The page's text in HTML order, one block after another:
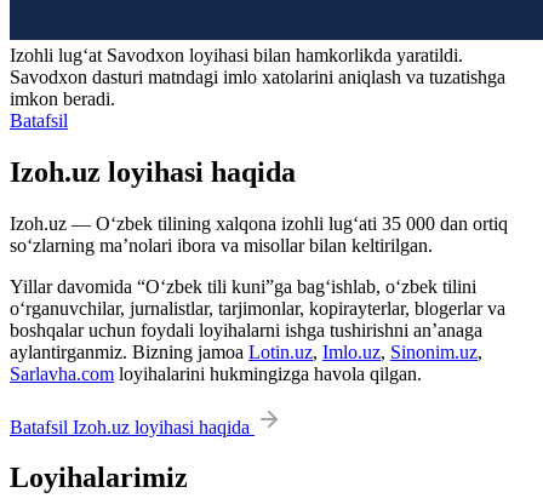
Izohli lugʻat Savodxon loyihasi bilan hamkorlikda yaratildi.
Savodxon dasturi matndagi imlo xatolarini aniqlash va tuzatishga
imkon beradi.
Batafsil
Izoh.uz loyihasi haqida
Izoh.uz — O‘zbek tilining xalqona izohli lug‘ati 35 000 dan ortiq
so‘zlarning ma’nolari ibora va misollar bilan keltirilgan.
Yillar davomida “O‘zbek tili kuni”ga bag‘ishlab, o‘zbek tilini
o‘rganuvchilar, jurnalistlar, tarjimonlar, kopirayterlar, blogerlar va
boshqalar uchun foydali loyihalarni ishga tushirishni an’anaga
aylantirganmiz. Bizning jamoa Lotin.uz, Imlo.uz, Sinonim.uz,
Sarlavha.com loyihalarini hukmingizga havola qilgan.
Batafsil Izoh.uz loyihasi haqida
Loyihalarimiz